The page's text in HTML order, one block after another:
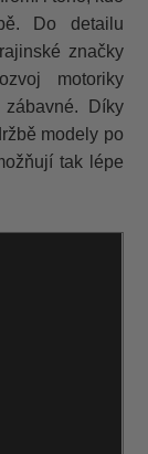
Do detailu
značky
motoriky
Díky
modely po
tak lépe